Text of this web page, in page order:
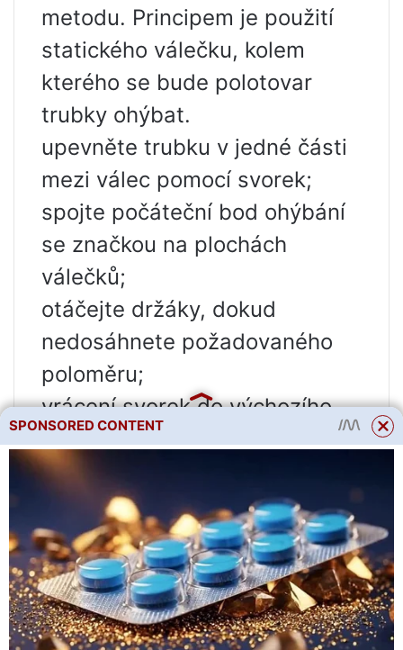
metodu. Principem je použití
statického válečku, kolem
kterého se bude polotovar
trubky ohýbat.
upevněte trubku v jedné části
mezi válec pomocí svorek;
spojte počáteční bod ohýbání
se značkou na plochách
válečků;
otáčejte držáky, dokud
nedosáhnete požadovaného
poloměru;
vrácení svorek do výchozího
bodu;
odstranění potrubí.
Tato technologie nevyžaduje
použití plniv.
Fyzický dopad. Pokud
potřebujete ohnout plastovou
profilovou trubku s malým
SPONSORED CONTENT